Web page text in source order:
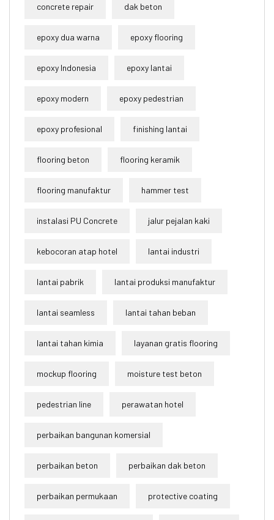
concrete repair dak beton
epoxy dua warna epoxy flooring
epoxy Indonesia epoxy lantai
epoxy modern epoxy pedestrian
epoxy profesional finishing lantai
flooring beton flooring keramik
flooring manufaktur hammer test
instalasi PU Concrete jalur pejalan kaki
kebocoran atap hotel lantai industri
lantai pabrik lantai produksi manufaktur
lantai seamless lantai tahan beban
lantai tahan kimia layanan gratis flooring
mockup flooring moisture test beton
pedestrian line perawatan hotel
perbaikan bangunan komersial
perbaikan beton perbaikan dak beton
perbaikan permukaan protective coating